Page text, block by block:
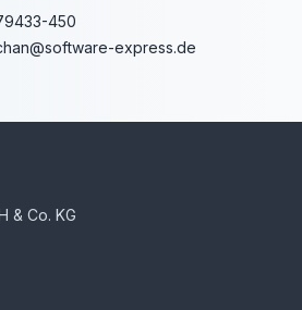
450
express.de
& Co. KG